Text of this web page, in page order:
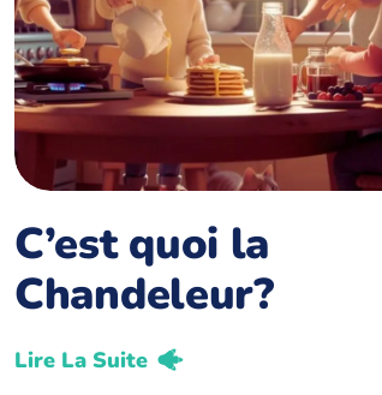
C’est quoi la
Chandeleur?
Lire La Suite